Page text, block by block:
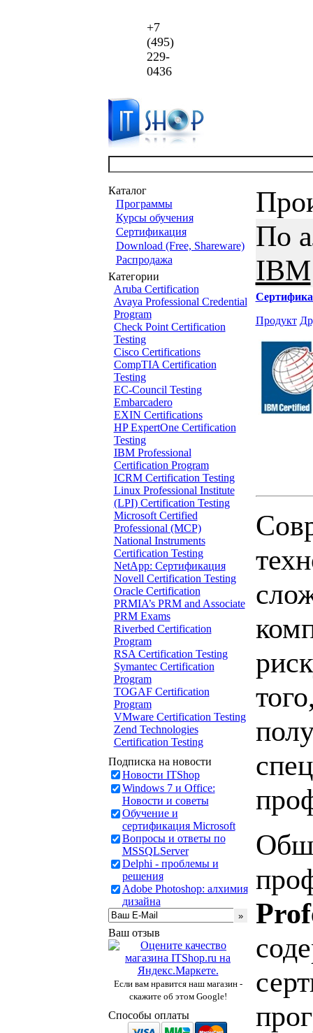
+7
(495)
229-
0436
Каталог
Программы
Курсы обучения
Сертификация
Download (Free, Shareware)
Распродажа
Категории
Aruba Certification
Avaya Professional Credential
Program
Check Point Certification
Testing
Cisco Certifications
CompTIA Certification
Testing
EC-Council Testing
Embarcadero
EXIN Certifications
HP ExpertOne Certification
Testing
IBM Professional
Certification Program
ICRM Certification Testing
Linux Professional Institute
(LPI) Certification Testing
Microsoft Certified
Professional (MCP)
National Instruments
Certification Testing
NetApp: Сертификация
Novell Certification Testing
Oracle Certification
PRMIA’s PRM and Associate
PRM Exams
Riverbed Certification
Program
RSA Certification Testing
Symantec Certification
Program
TOGAF Certification
Program
VMware Certification Testing
Zend Technologies
Certification Testing
Подписка на новости
Новости ITShop
Windows 7 и Office:
Новости и советы
Обучение и
сертификация Microsoft
Вопросы и ответы по
MSSQLServer
Delphi - проблемы и
решения
Adobe Photoshop: алхимия
дизайна
Ваш отзыв
Если вам нравится наш магазин -
скажите об этом Google!
Способы оплаты
По
IBM
Продукт